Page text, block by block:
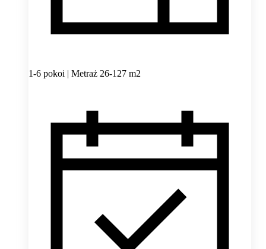
1-6 pokoi | Metraż 26-127 m2